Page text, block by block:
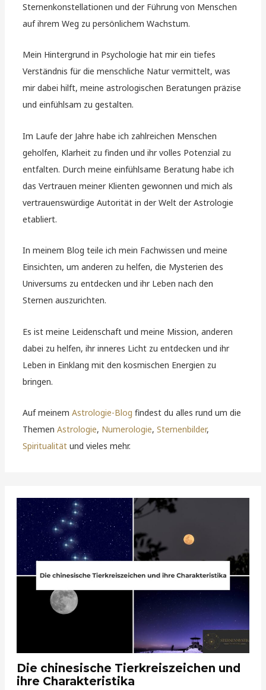
Sternenkonstellationen und der Führung von Menschen
auf ihrem Weg zu persönlichem Wachstum.
Mein Hintergrund in Psychologie hat mir ein tiefes
Verständnis für die menschliche Natur vermittelt, was
mir dabei hilft, meine astrologischen Beratungen präzise
und einfühlsam zu gestalten.
Im Laufe der Jahre habe ich zahlreichen Menschen
geholfen, Klarheit zu finden und ihr volles Potenzial zu
entfalten. Durch meine einfühlsame Beratung habe ich
das Vertrauen meiner Klienten gewonnen und mich als
vertrauenswürdige Autorität in der Welt der Astrologie
etabliert.
In meinem Blog teile ich mein Fachwissen und meine
Einsichten, um anderen zu helfen, die Mysterien des
Universums zu entdecken und ihr Leben nach den
Sternen auszurichten.
Es ist meine Leidenschaft und meine Mission, anderen
dabei zu helfen, ihr inneres Licht zu entdecken und ihr
Leben in Einklang mit den kosmischen Energien zu
bringen.
Auf meinemAstrologie-Blog findest du alles rund um die
ThemenAstrologie, Numerologie,Sternenbilder,
Spiritualität und vieles mehr.
Die chinesische Tierkreiszeichen und
ihre Charakteristika